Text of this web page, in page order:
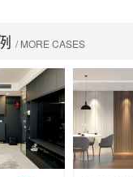
/ MORE CASES